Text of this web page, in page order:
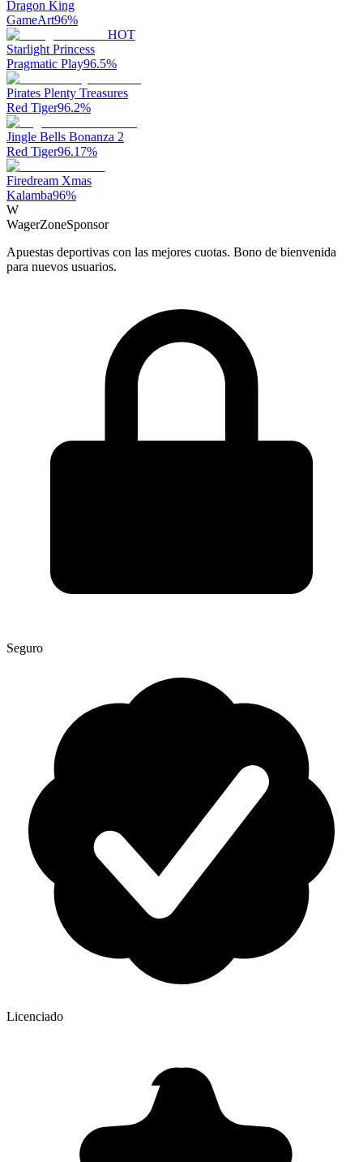
Dragon King
GameArt96%
HOT
Starlight Princess
Pragmatic Play96.5%
Pirates Plenty Treasures
Red Tiger96.2%
Jingle Bells Bonanza 2
Red Tiger96.17%
Firedream Xmas
Kalamba96%
W
WagerZoneSponsor
Apuestas deportivas con las mejores cuotas. Bono de bienvenida
para nuevos usuarios.
Seguro
Licenciado